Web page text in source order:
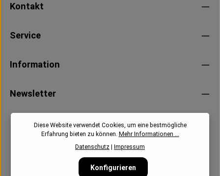
Kontakt
Service
Information
Newsletter
Diese Website verwendet Cookies, um eine bestmögliche
Erfahrung bieten zu können. Mehr Informationen ...
Datenschutz
Impressum
Konfigurieren